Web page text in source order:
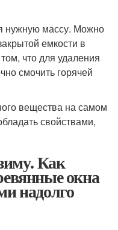
нужную массу. Можно
емкости в
что для удаления
смочить горячей
вещества на самом
свойствами,
Как
окна
надолго